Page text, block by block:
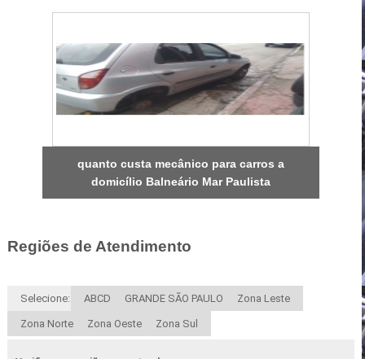
quanto custa mecânico para carros a
domicílio Balneário Mar Paulista
Regiões de Atendimento
Selecione: ABCD GRANDE SÃO PAULO Zona Leste
Zona Norte Zona Oeste Zona Sul